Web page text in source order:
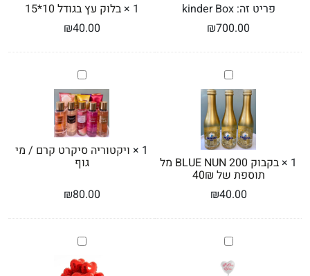
פריט זה: kinder Box
₪700.00
1
×בלוק עץ בגודל 10*15
₪40.00
בקבוק
BLUE
NUN
200
מל
תוספת
של
40₪ 1
× בקבוק BLUE NUN 200 מל
תוספת של 40₪
₪40.00
ויקטוריה
סיקרט
קרם
/
מי
גוף
1
× ויקטוריה סיקרט קרם / מי
גוף
₪80.00
זר
לאוהבים
זר
לבבות
אדום